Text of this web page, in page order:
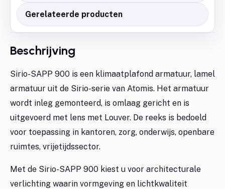
Gerelateerde producten
Beschrijving
Sirio-SAPP 900 is een klimaatplafond armatuur, lamel
armatuur uit de Sirio-serie van Atomis. Het armatuur
wordt inleg gemonteerd, is omlaag gericht en is
uitgevoerd met lens met Louver. De reeks is bedoeld
voor toepassing in kantoren, zorg, onderwijs, openbare
ruimtes, vrijetijdssector.
Met de Sirio-SAPP 900 kiest u voor architecturale
verlichting waarin vormgeving en lichtkwaliteit